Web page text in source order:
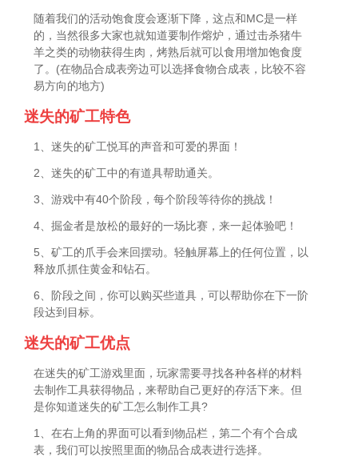
随着我们的活动饱食度会逐渐下降，这点和MC是一样
的，当然很多大家也就知道要制作熔炉，通过击杀猪牛
羊之类的动物获得生肉，烤熟后就可以食用增加饱食度
了。(在物品合成表旁边可以选择食物合成表，比较不容
易方向的地方)
迷失的矿工特色
1、迷失的矿工悦耳的声音和可爱的界面！
2、迷失的矿工中的有道具帮助通关。
3、游戏中有40个阶段，每个阶段等待你的挑战！
4、掘金者是放松的最好的一场比赛，来一起体验吧！
5、矿工的爪手会来回摆动。轻触屏幕上的任何位置，以
释放爪抓住黄金和钻石。
6、阶段之间，你可以购买些道具，可以帮助你在下一阶
段达到目标。
迷失的矿工优点
在迷失的矿工游戏里面，玩家需要寻找各种各样的材料
去制作工具获得物品，来帮助自己更好的存活下来。但
是你知道迷失的矿工怎么制作工具?
1、在右上角的界面可以看到物品栏，第二个有个合成
表，我们可以按照里面的物品合成表进行选择。